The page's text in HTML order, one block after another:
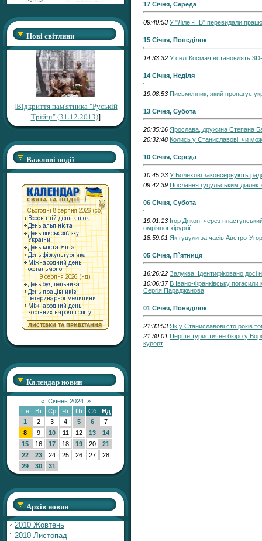
Нові світлини
[Відкриття пам'ятника "Руській
Трійці" (31.12.2013)]
Важливі події
Календар новин
« Січень 2024 »
Пн
Вт Ср Чт Пт Сб
Нд
1
2 3 4 5 6
7
8
9 10 11 12 13
14
15
16 17 18 19 20
21
22
23 24 25 26 27
28
29
30 31
Архів новин
2010 Жовтень
2010 Листопад
17 Січня, Середа
09:40:53 У "Лілеї-НВ" перевидали
15 Січня, Понеділок
14:33:32 У селі Космач встановлять
14 Січня, Неділя
19:08:53 Письменник, який пропагує
13 Січня, Субота
20:35:16 Ярослава, дружина Степана
20:32:48 Колись у Станиславові: чи
10 Січня, Середа
10:45:23 У Болехові законсервують
09:42:39 Послання гуцульським
06 Січня, Субота
19:01:13 Ігор Дякон: через
омріяної хірургії
18:59:01 Як гуцули за часів Австро-
05 Січня, П`ятниця
16:26:22 Залуква. Ідентифіковано досі
10:06:37 В Івано-Франківську
Сергія Параджанова
01 Січня, Понеділок
21:33:53 Як у Станиславові сто років
21:30:01 Перше туристичне бюро у
курорт